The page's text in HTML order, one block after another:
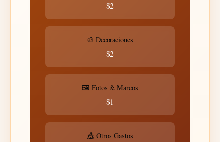
$2
🎨 Decoraciones
$2
🖼️ Fotos & Marcos
$1
🎪 Otros Gastos